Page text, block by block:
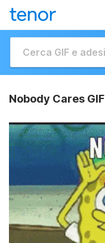
Nobody Cares GIF